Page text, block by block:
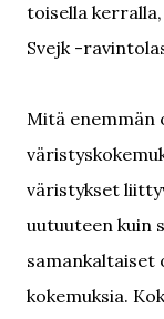
toisella
Svejk -
Mitä enemmän
väristykset
uutuuteen kuin
samankaltaiset
kokemuksia.